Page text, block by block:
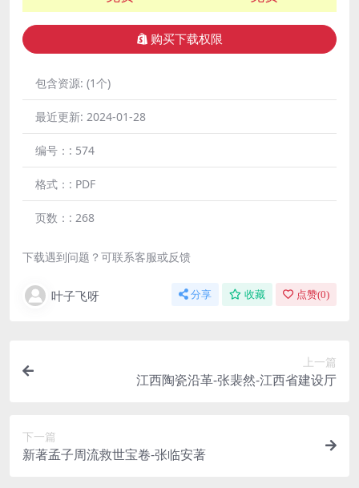
购买下载权限
包含资源: (1个)
最近更新: 2024-01-28
编号：: 574
格式：: PDF
页数：: 268
下载遇到问题？可联系客服或反馈
叶子飞呀 分享 收藏 点赞(0)
上一篇
江西陶瓷沿革-张裴然-江西省建设厅
下一篇
新著孟子周流救世宝卷-张临安著